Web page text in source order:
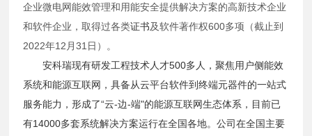
企业微电网能效管理和用能安全提供解决方案的高新技术企业
和软件企业，取得过各类证书及软件著作权600多项（截止到
2022年12月31日）。
安科瑞现有研发工程技术人才500多人，聚焦用户侧能效
系统和能源互联网，具备从云平台软件到终端元器件的一站式
服务能力，形成了“云-边-端"的能源互联网生态体系，目前已
有14000多套系统解决方案运行在全国各地。公司在全国主要